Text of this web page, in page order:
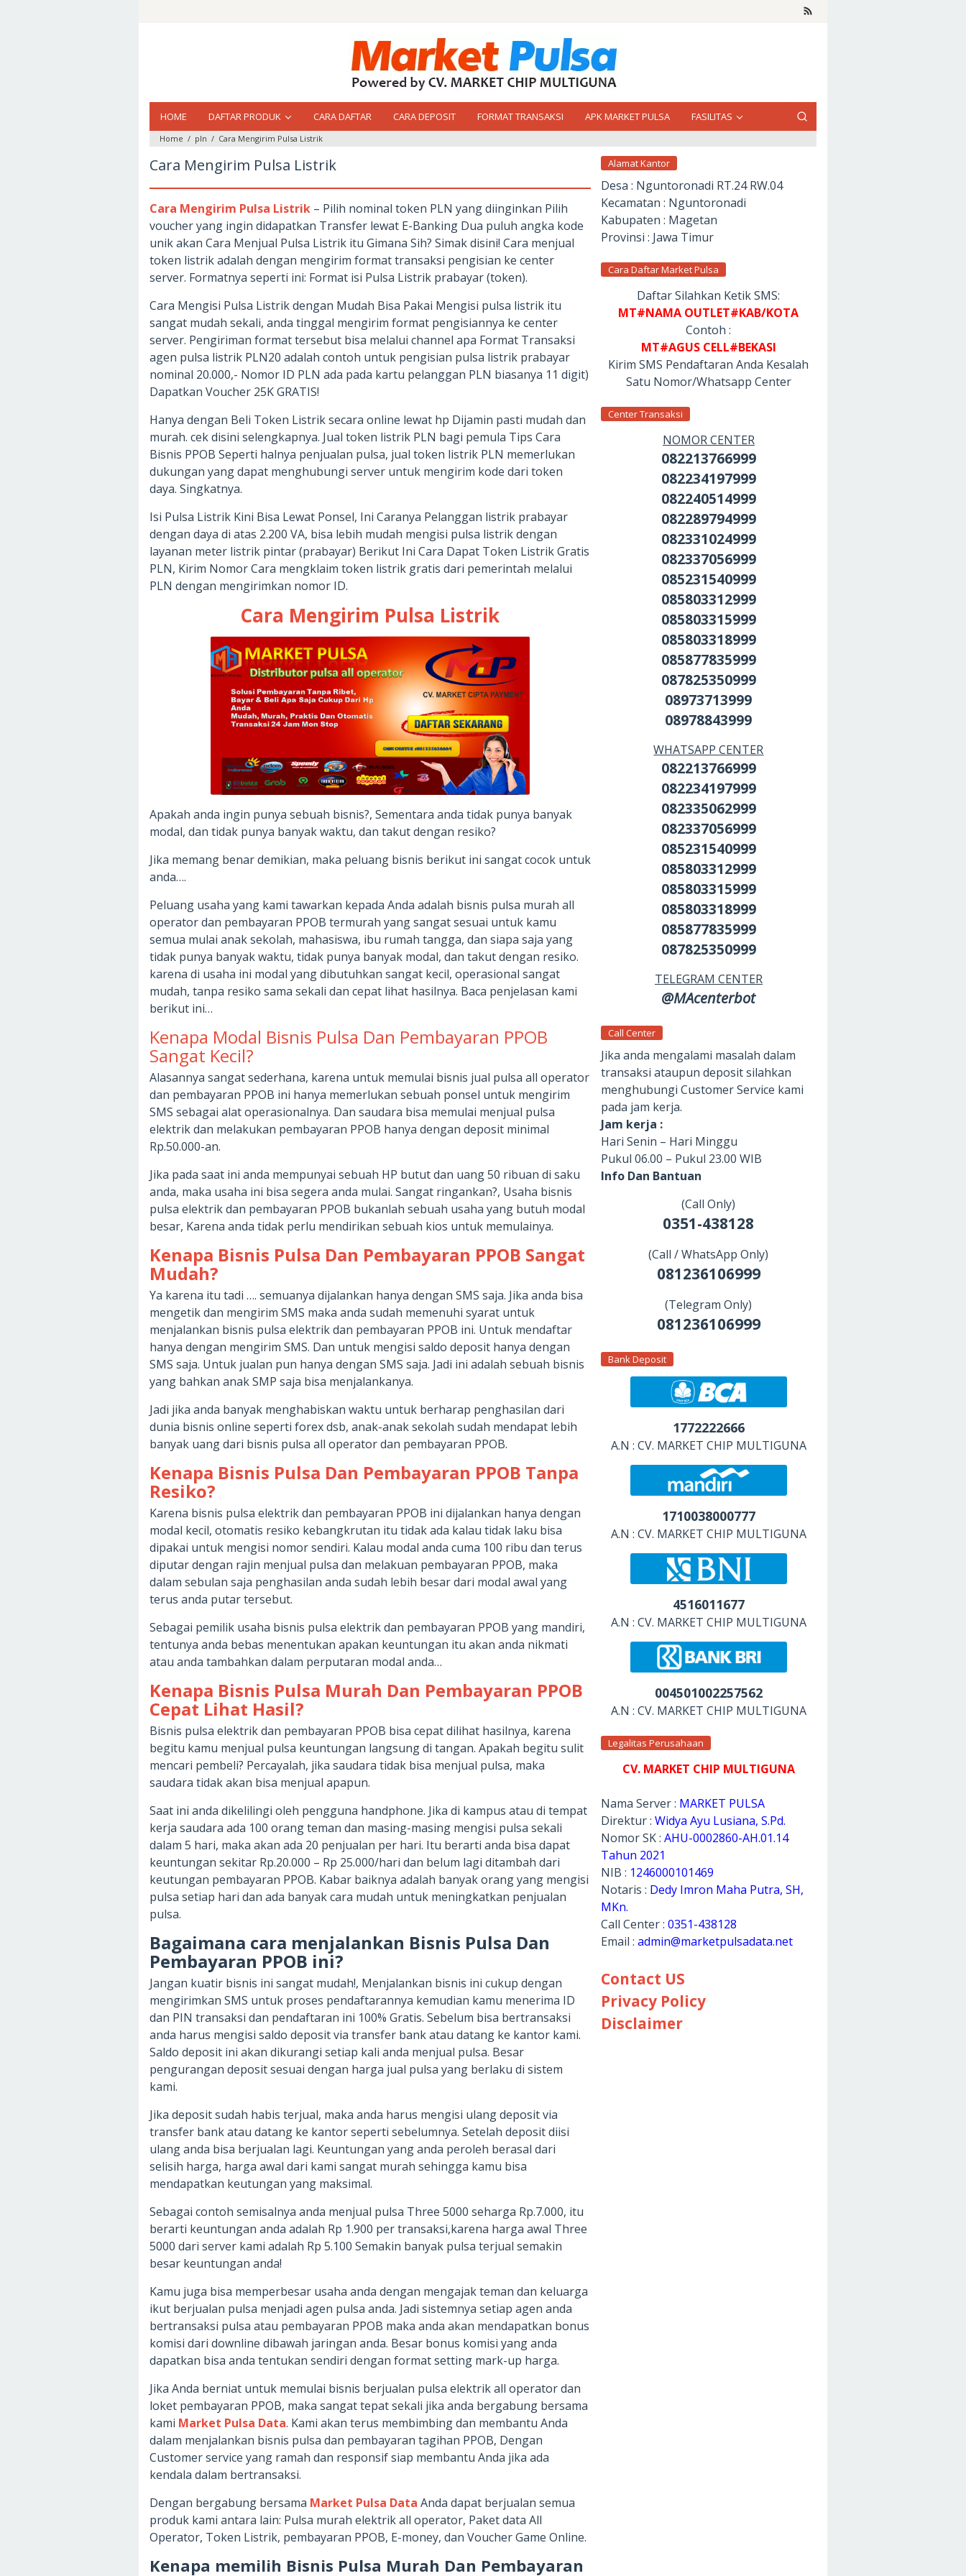
HOME DAFTAR PRODUK CARA DAFTAR CARA DEPOSIT FORMAT TRANSAKSI APK MARKET PULSA FASILITAS
Home / pln / Cara Mengirim Pulsa Listrik
Cara Mengirim Pulsa Listrik
Cara Mengirim Pulsa Listrik – Pilih nominal token PLN yang diinginkan Pilih
voucher yang ingin didapatkan Transfer lewat E-Banking Dua puluh angka kode
unik akan Cara Menjual Pulsa Listrik itu Gimana Sih? Simak disini! Cara menjual
token listrik adalah dengan mengirim format transaksi pengisian ke center
server. Formatnya seperti ini: Format isi Pulsa Listrik prabayar (token).
Cara Mengisi Pulsa Listrik dengan Mudah Bisa Pakai Mengisi pulsa listrik itu
sangat mudah sekali, anda tinggal mengirim format pengisiannya ke center
server. Pengiriman format tersebut bisa melalui channel apa Format Transaksi
agen pulsa listrik PLN20 adalah contoh untuk pengisian pulsa listrik prabayar
nominal 20.000,- Nomor ID PLN ada pada kartu pelanggan PLN biasanya 11 digit)
Dapatkan Voucher 25K GRATIS!
Hanya dengan Beli Token Listrik secara online lewat hp Dijamin pasti mudah dan
murah. cek disini selengkapnya. Jual token listrik PLN bagi pemula Tips Cara
Bisnis PPOB Seperti halnya penjualan pulsa, jual token listrik PLN memerlukan
dukungan yang dapat menghubungi server untuk mengirim kode dari token
daya. Singkatnya.
Isi Pulsa Listrik Kini Bisa Lewat Ponsel, Ini Caranya Pelanggan listrik prabayar
dengan daya di atas 2.200 VA, bisa lebih mudah mengisi pulsa listrik dengan
layanan meter listrik pintar (prabayar) Berikut Ini Cara Dapat Token Listrik Gratis
PLN, Kirim Nomor Cara mengklaim token listrik gratis dari pemerintah melalui
PLN dengan mengirimkan nomor ID.
Cara Mengirim Pulsa Listrik
Apakah anda ingin punya sebuah bisnis?, Sementara anda tidak punya banyak
modal, dan tidak punya banyak waktu, dan takut dengan resiko?
Jika memang benar demikian, maka peluang bisnis berikut ini sangat cocok untuk
anda….
Peluang usaha yang kami tawarkan kepada Anda adalah bisnis pulsa murah all
operator dan pembayaran PPOB termurah yang sangat sesuai untuk kamu
semua mulai anak sekolah, mahasiswa, ibu rumah tangga, dan siapa saja yang
tidak punya banyak waktu, tidak punya banyak modal, dan takut dengan resiko.
karena di usaha ini modal yang dibutuhkan sangat kecil, operasional sangat
mudah, tanpa resiko sama sekali dan cepat lihat hasilnya. Baca penjelasan kami
berikut ini…
Kenapa Modal Bisnis Pulsa Dan Pembayaran PPOB
Sangat Kecil?
Alasannya sangat sederhana, karena untuk memulai bisnis jual pulsa all operator
dan pembayaran PPOB ini hanya memerlukan sebuah ponsel untuk mengirim
SMS sebagai alat operasionalnya. Dan saudara bisa memulai menjual pulsa
elektrik dan melakukan pembayaran PPOB hanya dengan deposit minimal
Rp.50.000-an.
Jika pada saat ini anda mempunyai sebuah HP butut dan uang 50 ribuan di saku
anda, maka usaha ini bisa segera anda mulai. Sangat ringankan?, Usaha bisnis
pulsa elektrik dan pembayaran PPOB bukanlah sebuah usaha yang butuh modal
besar, Karena anda tidak perlu mendirikan sebuah kios untuk memulainya.
Kenapa Bisnis Pulsa Dan Pembayaran PPOB Sangat
Mudah?
Ya karena itu tadi …. semuanya dijalankan hanya dengan SMS saja. Jika anda bisa
mengetik dan mengirim SMS maka anda sudah memenuhi syarat untuk
menjalankan bisnis pulsa elektrik dan pembayaran PPOB ini. Untuk mendaftar
hanya dengan mengirim SMS. Dan untuk mengisi saldo deposit hanya dengan
SMS saja. Untuk jualan pun hanya dengan SMS saja. Jadi ini adalah sebuah bisnis
yang bahkan anak SMP saja bisa menjalankanya.
Jadi jika anda banyak menghabiskan waktu untuk berharap penghasilan dari
dunia bisnis online seperti forex dsb, anak-anak sekolah sudah mendapat lebih
banyak uang dari bisnis pulsa all operator dan pembayaran PPOB.
Kenapa Bisnis Pulsa Dan Pembayaran PPOB Tanpa
Resiko?
Karena bisnis pulsa elektrik dan pembayaran PPOB ini dijalankan hanya dengan
modal kecil, otomatis resiko kebangkrutan itu tidak ada kalau tidak laku bisa
dipakai untuk mengisi nomor sendiri. Kalau modal anda cuma 100 ribu dan terus
diputar dengan rajin menjual pulsa dan melakuan pembayaran PPOB, maka
dalam sebulan saja penghasilan anda sudah lebih besar dari modal awal yang
terus anda putar tersebut.
Sebagai pemilik usaha bisnis pulsa elektrik dan pembayaran PPOB yang mandiri,
tentunya anda bebas menentukan apakan keuntungan itu akan anda nikmati
atau anda tambahkan dalam perputaran modal anda…
Kenapa Bisnis Pulsa Murah Dan Pembayaran PPOB
Cepat Lihat Hasil?
Bisnis pulsa elektrik dan pembayaran PPOB bisa cepat dilihat hasilnya, karena
begitu kamu menjual pulsa keuntungan langsung di tangan. Apakah begitu sulit
mencari pembeli? Percayalah, jika saudara tidak bisa menjual pulsa, maka
saudara tidak akan bisa menjual apapun.
Saat ini anda dikelilingi oleh pengguna handphone. Jika di kampus atau di tempat
kerja saudara ada 100 orang teman dan masing-masing mengisi pulsa sekali
dalam 5 hari, maka akan ada 20 penjualan per hari. Itu berarti anda bisa dapat
keuntungan sekitar Rp.20.000 – Rp 25.000/hari dan belum lagi ditambah dari
keutungan pembayaran PPOB. Kabar baiknya adalah banyak orang yang mengisi
pulsa setiap hari dan ada banyak cara mudah untuk meningkatkan penjualan
pulsa.
Bagaimana cara menjalankan Bisnis Pulsa Dan
Pembayaran PPOB ini?
Jangan kuatir bisnis ini sangat mudah!, Menjalankan bisnis ini cukup dengan
mengirimkan SMS untuk proses pendaftarannya kemudian kamu menerima ID
dan PIN transaksi dan pendaftaran ini 100% Gratis. Sebelum bisa bertransaksi
anda harus mengisi saldo deposit via transfer bank atau datang ke kantor kami.
Saldo deposit ini akan dikurangi setiap kali anda menjual pulsa. Besar
pengurangan deposit sesuai dengan harga jual pulsa yang berlaku di sistem
kami.
Jika deposit sudah habis terjual, maka anda harus mengisi ulang deposit via
transfer bank atau datang ke kantor seperti sebelumnya. Setelah deposit diisi
ulang anda bisa berjualan lagi. Keuntungan yang anda peroleh berasal dari
selisih harga, harga awal dari kami sangat murah sehingga kamu bisa
mendapatkan keutungan yang maksimal.
Sebagai contoh semisalnya anda menjual pulsa Three 5000 seharga Rp.7.000, itu
berarti keuntungan anda adalah Rp 1.900 per transaksi,karena harga awal Three
5000 dari server kami adalah Rp 5.100 Semakin banyak pulsa terjual semakin
besar keuntungan anda!
Kamu juga bisa memperbesar usaha anda dengan mengajak teman dan keluarga
ikut berjualan pulsa menjadi agen pulsa anda. Jadi sistemnya setiap agen anda
bertransaksi pulsa atau pembayaran PPOB maka anda akan mendapatkan bonus
komisi dari downline dibawah jaringan anda. Besar bonus komisi yang anda
dapatkan bisa anda tentukan sendiri dengan format setting mark-up harga.
Jika Anda berniat untuk memulai bisnis berjualan pulsa elektrik all operator dan
loket pembayaran PPOB, maka sangat tepat sekali jika anda bergabung bersama
kami Market Pulsa Data. Kami akan terus membimbing dan membantu Anda
dalam menjalankan bisnis pulsa dan pembayaran tagihan PPOB, Dengan
Customer service yang ramah dan responsif siap membantu Anda jika ada
kendala dalam bertransaksi.
Dengan bergabung bersama Market Pulsa Data Anda dapat berjualan semua
produk kami antara lain: Pulsa murah elektrik all operator, Paket data All
Operator, Token Listrik, pembayaran PPOB, E-money, dan Voucher Game Online.
Kenapa memilih Bisnis Pulsa Murah Dan Pembayaran
Alamat Kantor
Desa : Nguntoronadi RT.24 RW.04
Kecamatan : Nguntoronadi
Kabupaten : Magetan
Provinsi : Jawa Timur
Cara Daftar Market Pulsa
Daftar Silahkan Ketik SMS:
MT#NAMA OUTLET#KAB/KOTA
Contoh :
MT#AGUS CELL#BEKASI
Kirim SMS Pendaftaran Anda Kesalah
Satu Nomor/Whatsapp Center
Center Transaksi
NOMOR CENTER
082213766999
082234197999
082240514999
082289794999
082331024999
082337056999
085231540999
085803312999
085803315999
085803318999
085877835999
087825350999
08973713999
08978843999
WHATSAPP CENTER
082213766999
082234197999
082335062999
082337056999
085231540999
085803312999
085803315999
085803318999
085877835999
087825350999
TELEGRAM CENTER
@MAcenterbot
Call Center
Jika anda mengalami masalah dalam
transaksi ataupun deposit silahkan
menghubungi Customer Service kami
pada jam kerja.
Jam kerja :
Hari Senin – Hari Minggu
Pukul 06.00 – Pukul 23.00 WIB
Info Dan Bantuan
(Call Only)
0351-438128
(Call / WhatsApp Only)
081236106999
(Telegram Only)
081236106999
Bank Deposit
1772222666
A.N : CV. MARKET CHIP MULTIGUNA
1710038000777
A.N : CV. MARKET CHIP MULTIGUNA
4516011677
A.N : CV. MARKET CHIP MULTIGUNA
004501002257562
A.N : CV. MARKET CHIP MULTIGUNA
Legalitas Perusahaan
CV. MARKET CHIP MULTIGUNA
Nama Server : MARKET PULSA
Direktur : Widya Ayu Lusiana, S.Pd.
Nomor SK : AHU-0002860-AH.01.14
Tahun 2021
NIB : 1246000101469
Notaris : Dedy Imron Maha Putra, SH,
MKn.
Call Center : 0351-438128
Email : admin@marketpulsadata.net
Contact US
Privacy Policy
Disclaimer